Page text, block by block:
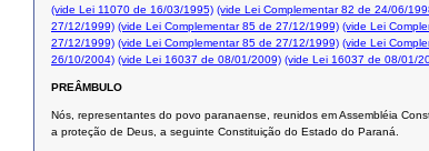
(vide Lei 11070 de 16/03/1995) (vide Lei Complementar 82 de 24/06/
27/12/1999) (vide Lei Complementar 85 de 27/12/1999) (vide Lei
27/12/1999) (vide Lei Complementar 85 de 27/12/1999) (vide Lei
26/10/2004) (vide Lei 16037 de 08/01/2009) (vide Lei 16037 de 08/01/
PREÂMBULO
Nós, representantes do povo paranaense, reunidos em Assembléia
a proteção de Deus, a seguinte Constituição do Estado do Paraná.